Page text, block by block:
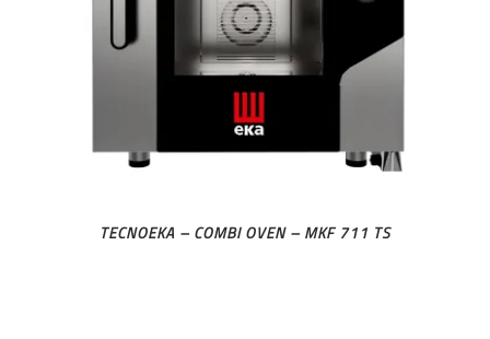
TECNOEKA – COMBI OVEN – MKF 711 TS